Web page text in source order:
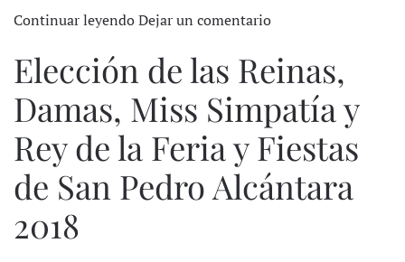
Continuar leyendoDejar un comentario
Elección de las Reinas,
Damas, Miss Simpatía y
Rey de la Feria y Fiestas
de San Pedro Alcántara
2018